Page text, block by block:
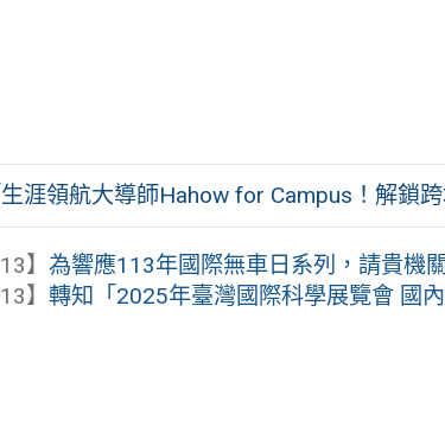
生涯領航大導師Hahow for Campus！解鎖跨
】為響應113年國際無車日系列，請貴機
】轉知「2025年臺灣國際科學展覽會 國